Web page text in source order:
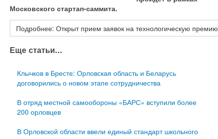
Московского стартап-саммита.
Подробнее: Открыт прием заявок на технологическую
Еще статьи...
Клычков в Бресте: Орловская область и Беларусь
договорились о новом этапе сотрудничества
В отряд местной самообороны «БАРС» вступили более
200 орловцев
В Орловской области ввели единый стандарт школьного